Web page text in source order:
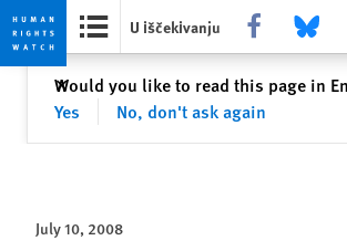
Skip
privacy
Skip
content
U iščekivanju Share this via
Share
Would you like to read this page in
Yes
No, don't ask again
✕Close
July 10, 2008